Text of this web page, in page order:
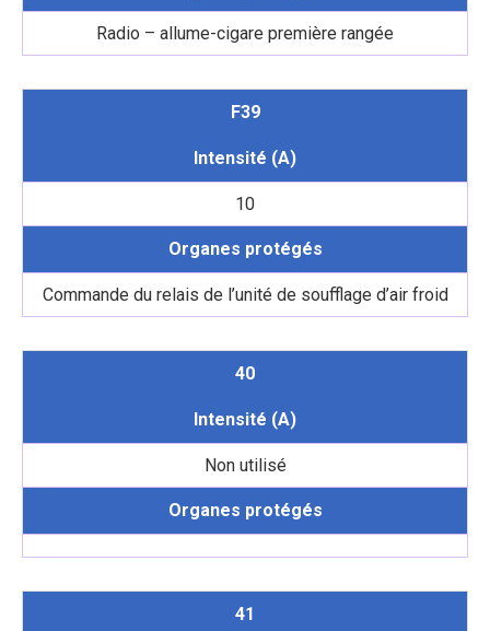
Radio – allume-cigare première rangée
F39
Intensité (A)
10
Organes protégés
Commande du relais de l’unité de soufflage d’air froid
40
Intensité (A)
Non utilisé
Organes protégés
41